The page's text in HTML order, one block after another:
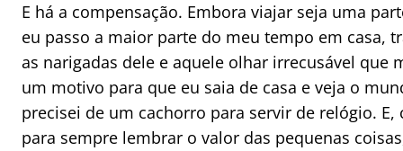
E há a compensação. Embora viajar seja uma
eu passo a maior parte do meu tempo em casa,
as narigadas dele e aquele olhar irrecusável que
um motivo para que eu saia de casa e veja o
precisei de um cachorro para servir de relógio.
para sempre lembrar o valor das pequenas